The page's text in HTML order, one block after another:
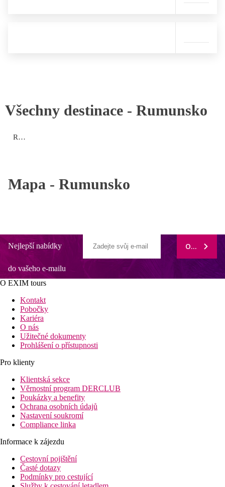
Všechny destinace - Rumunsko
Rumunská riviéra
Mapa - Rumunsko
Nejlepší nabídky
do vašeho e-mailu
ODEBÍRAT
O EXIM tours
Kontakt
Pobočky
Kariéra
O nás
Užitečné dokumenty
Prohlášení o přístupnosti
Pro klienty
Klientská sekce
Věrnostní program DERCLUB
Poukázky a benefity
Ochrana osobních údajů
Nastavení soukromí
Compliance linka
Informace k zájezdu
Cestovní pojištění
Časté dotazy
Podmínky pro cestující